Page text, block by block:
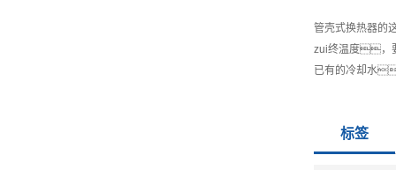
管壳式换热器
zui终温度，
已有的冷却水
标签